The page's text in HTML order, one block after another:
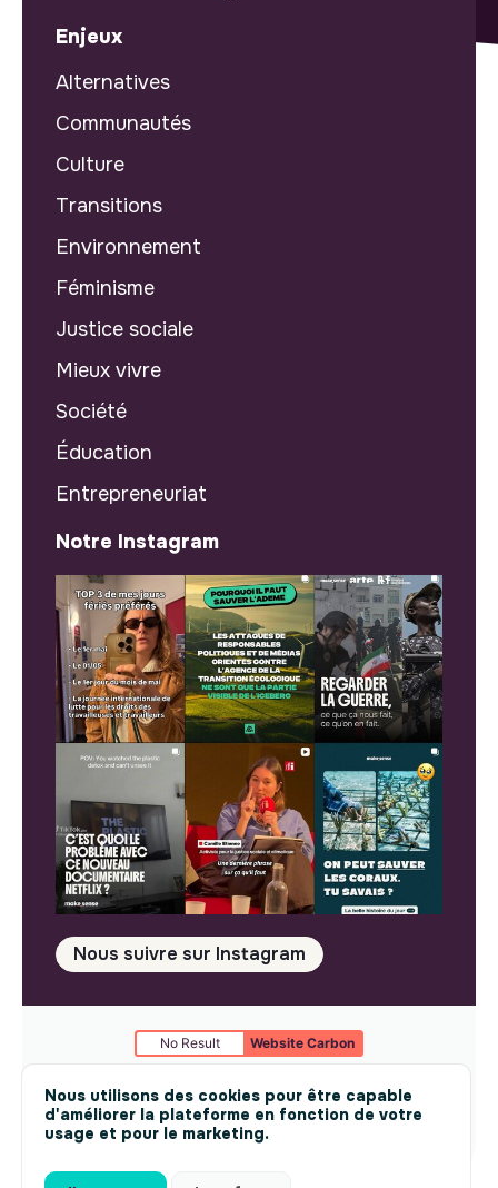
Nous utilisons des cookies pour être capable
d'améliorer la plateforme en fonction de votre
usage et pour le marketing.
Enjeux
Alternatives
Communautés
Culture
Transitions
Environnement
Féminisme
Justice sociale
Mieux vivre
Société
Éducation
Entrepreneuriat
Notre Instagram
Nous suivre sur Instagram
No Result Website Carbon
Mentions légales© makesense 2024 -cookies